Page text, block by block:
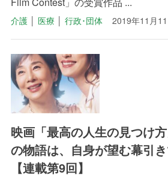
介護│ 医療 行政･団体 2019年11月
映画「最高の人生の見つけ
の物語は、自身が望む幕引
【連載第9回】